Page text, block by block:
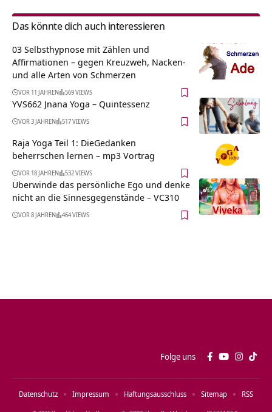
Das könnte dich auch interessieren
03 Selbsthypnose mit Zählen und
Affirmationen – gegen Kreuzweh, Nacken-
und alle Arten von Schmerzen
VOR 11 JAHREN 569 VIEWS
YVS662 Jnana Yoga – Quintessenz
VOR 3 JAHREN 517 VIEWS
Raja Yoga Teil 1: DieGedanken
beherrschen lernen – mp3 Vortrag
VOR 18 JAHREN 532 VIEWS
Überwinde das persönliche Ego und denke
nicht an die Sinnesgegenstände – VC310
VOR 8 JAHREN 464 VIEWS
Folge uns
Datenschutz Impressum Haftungsausschluss Sitemap RSS